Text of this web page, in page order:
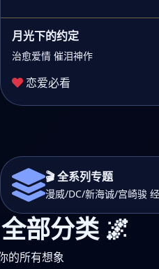
月光下的约定
治愈爱情 催泪神作
恋爱必看
🎬 全系列专题
漫威/DC/新海诚/宫崎骏
部分类 🌌
的所有想象